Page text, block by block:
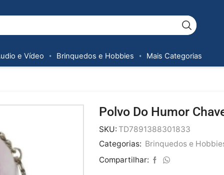
e Vídeo Brinquedos e Hobbies Mais Categorias
Polvo Do Humor
SKU: TD7891388301833
Categorias: Brinquedos e
Compartilhar: